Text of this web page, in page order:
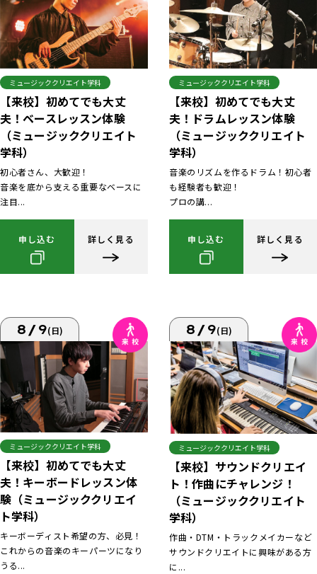
ミュージッククリエイト学科
【来校】初めてでも大丈
夫！ベースレッスン体験
（ミュージッククリエイト
学科）
初心者さん、大歓迎！
音楽を底から支える重要なベースに
注目...
申し込む 詳しく見る
ミュージッククリエイト学科
【来校】初めてでも大丈
夫！ドラムレッスン体験
（ミュージッククリエイト
学科）
音楽のリズムを作るドラム！初心者
も経験者も歓迎！
プロの講...
申し込む 詳しく見る
8/9(日)
ミュージッククリエイト学科
【来校】初めてでも大丈
夫！キーボードレッスン体
験（ミュージッククリエイ
ト学科）
キーボーディスト希望の方、必見！
これからの音楽のキーパーツになり
うる...
8/9(日)
ミュージッククリエイト学科
【来校】サウンドクリエイ
ト！作曲にチャレンジ！
（ミュージッククリエイト
学科）
作曲・DTM・トラックメイカーなど
サウンドクリエイトに興味がある方
に...